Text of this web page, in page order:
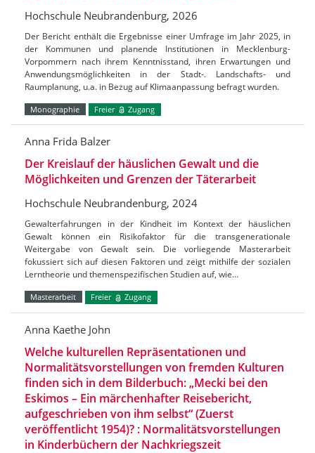
Hochschule Neubrandenburg, 2026
Der Bericht enthält die Ergebnisse einer Umfrage im Jahr 2025, in
der Kommunen und planende Institutionen in Mecklenburg-
Vorpommern nach ihrem Kenntnisstand, ihren Erwartungen und
Anwendungsmöglichkeiten in der Stadt-. Landschafts- und
Raumplanung, u.a. in Bezug auf Klimaanpassung befragt wurden.
Monographie Freier Zugang
Anna Frida Balzer
Der Kreislauf der häuslichen Gewalt und die
Möglichkeiten und Grenzen der Täterarbeit
Hochschule Neubrandenburg, 2024
Gewalterfahrungen in der Kindheit im Kontext der häuslichen
Gewalt können ein Risikofaktor für die transgenerationale
Weitergabe von Gewalt sein. Die vorliegende Masterarbeit
fokussiert sich auf diesen Faktoren und zeigt mithilfe der sozialen
Lerntheorie und themenspezifischen Studien auf, wie…
Masterarbeit Freier Zugang
Anna Kaethe John
Welche kulturellen Repräsentationen und
Normalitätsvorstellungen von fremden Kulturen
finden sich in dem Bilderbuch: „Mecki bei den
Eskimos – Ein märchenhafter Reisebericht,
aufgeschrieben von ihm selbst“ (Zuerst
veröffentlicht 1954)? : Normalitätsvorstellungen
in Kinderbüchern der Nachkriegszeit